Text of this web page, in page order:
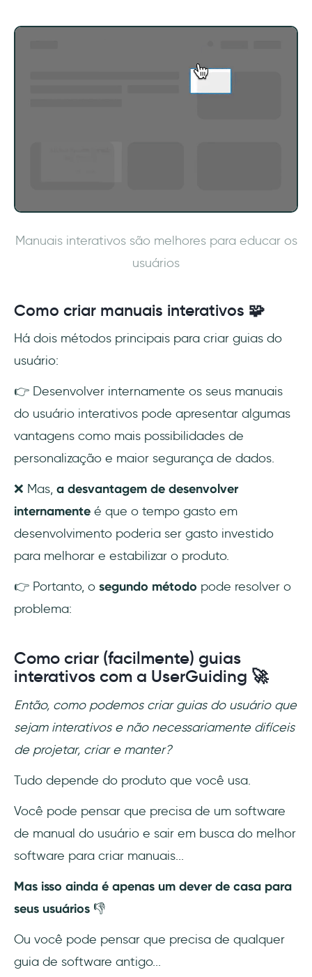
Manuais interativos são melhores para educar os
usuários
Como criar manuais interativos 🧩
Há dois métodos principais para criar guias do
usuário:
👉 Desenvolver internamente os seus manuais
do usuário interativos pode apresentar algumas
vantagens como mais possibilidades de
personalização e maior segurança de dados.
❌ Mas, a desvantagem de desenvolver
internamente é que o tempo gasto em
desenvolvimento poderia ser gasto investido
para melhorar e estabilizar o produto.
👉 Portanto, o segundo método pode resolver o
problema:
Como criar (facilmente) guias
interativos com a UserGuiding 🚀
Então, como podemos criar guias do usuário que
sejam interativos e não necessariamente difíceis
de projetar, criar e manter?
Tudo depende do produto que você usa.
Você pode pensar que precisa de um software
de manual do usuário e sair em busca do melhor
software para criar manuais...
Mas isso ainda é apenas um dever de casa para
seus usuários 👎
Ou você pode pensar que precisa de qualquer
guia de software antigo...